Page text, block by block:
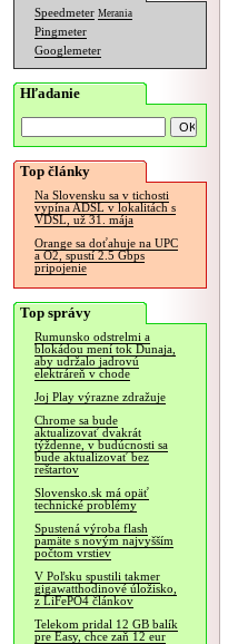
Speedmeter Merania
Pingmeter
Googlemeter
Hľadanie
Top články
Na Slovensku sa v tichosti
vypína ADSL v lokalitách s
VDSL, už 31. mája
Orange sa doťahuje na UPC
a O2, spustí 2.5 Gbps
pripojenie
Top správy
Rumunsko odstrelmi a
blokádou mení tok Dunaja,
aby udržalo jadrovú
elektráreň v chode
Joj Play výrazne zdražuje
Chrome sa bude
aktualizovať dvakrát
týždenne, v budúcnosti sa
bude aktualizovať bez
reštartov
Slovensko.sk má opäť
technické problémy
Spustená výroba flash
pamäte s novým najvyšším
počtom vrstiev
V Poľsku spustili takmer
gigawatthodinové úložisko,
z LiFePO4 článkov
Telekom pridal 12 GB balík
pre Easy, chce zaň 12 eur